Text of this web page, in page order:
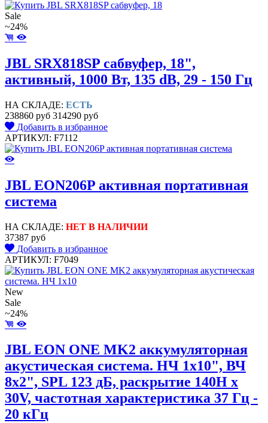
Sale
~24%
JBL SRX818SP сабвуфер, 18",
активный, 1000 Вт, 135 dB, 29 - 150 Гц
НА СКЛАДЕ: ЕСТЬ
238860 руб 314290 руб
Добавить в избранное
АРТИКУЛ: F7112
JBL EON206P активная портативная
система
НА СКЛАДЕ: НЕТ В НАЛИЧИИ
37387 руб
Добавить в избранное
АРТИКУЛ: F7049
New
Sale
~24%
JBL EON ONE MK2 аккумуляторная
акустическая система. НЧ 1х10", ВЧ
8х2", SPL 123 дБ, раскрытие 140H x
30V, частотная характеристика 37 Гц -
20 кГц